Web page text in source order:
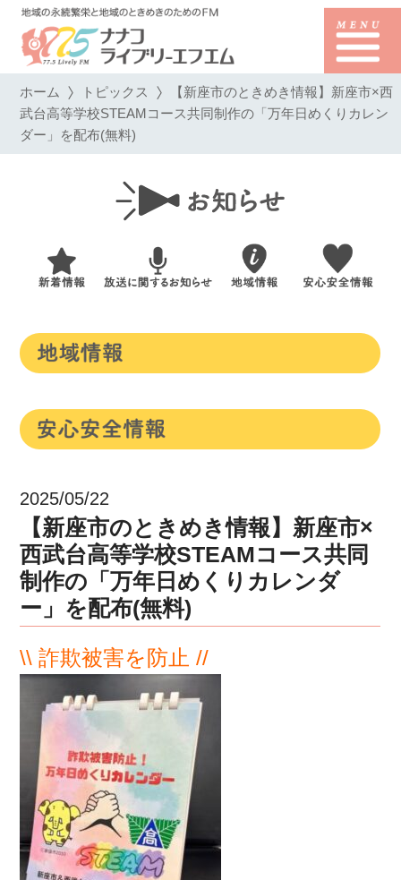
ホーム トピックス 【新座市のときめき情報】新座市×西
武台高等学校STEAMコース共同制作の「万年日めくりカレン
ダー」を配布(無料)
2025/05/22
【新座市のときめき情報】新座市×
西武台高等学校STEAMコース共同
制作の「万年日めくりカレンダ
ー」を配布(無料)
\\ 詐欺被害を防止 //